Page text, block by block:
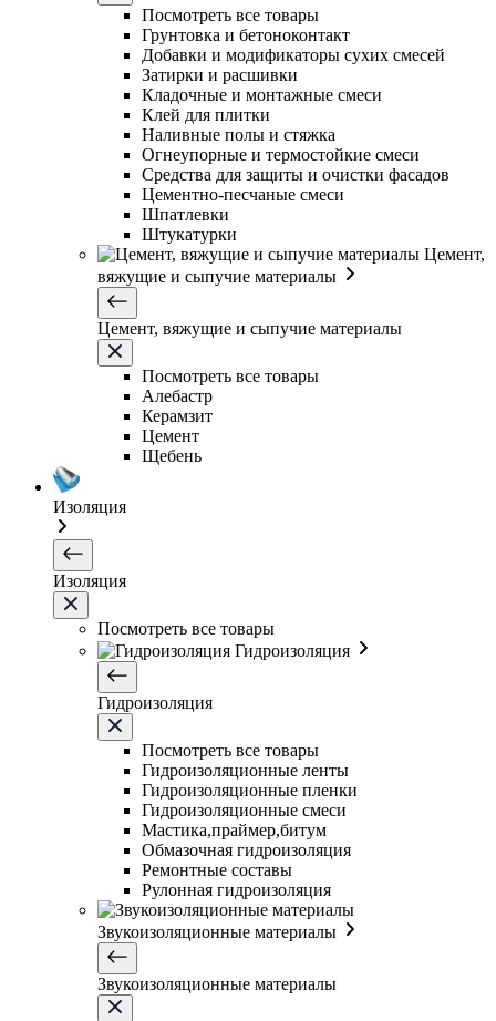
Посмотреть все товары
Грунтовка и бетоноконтакт
Добавки и модификаторы сухих смесей
Затирки и расшивки
Кладочные и монтажные смеси
Клей для плитки
Наливные полы и стяжка
Огнеупорные и термостойкие смеси
Средства для защиты и очистки фасадов
Цементно-песчаные смеси
Шпатлевки
Штукатурки
Цемент,
вяжущие и сыпучие материалы
Цемент, вяжущие и сыпучие материалы
Посмотреть все товары
Алебастр
Керамзит
Цемент
Щебень
Изоляция
Изоляция
Посмотреть все товары
Гидроизоляция
Гидроизоляция
Посмотреть все товары
Гидроизоляционные ленты
Гидроизоляционные пленки
Гидроизоляционные смеси
Мастика,праймер,битум
Обмазочная гидроизоляция
Ремонтные составы
Рулонная гидроизоляция
Звукоизоляционные материалы
Звукоизоляционные материалы